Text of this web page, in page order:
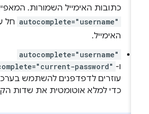
כתובות האימייל השמורות. המאפיין
autocomplete="username" חל על
האימייל.
autocomplete="username"
password"
עוזרים לדפדפנים להשתמש בערכים
כדי למלא אוטומטית את שדות הקלט.